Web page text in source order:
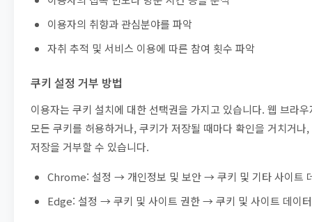
이용자의 취향과 관심분야를 파악
자취 추적 및 서비스 이용에 따른 참여 횟수 파악
쿠키 설정 거부 방법
이용자는 쿠키 설치에 대한 선택권을 가지고 있습니다. 웹 브라
모든 쿠키를 허용하거나, 쿠키가 저장될 때마다 확인을 거치거나
저장을 거부할 수 있습니다.
Chrome: 설정 → 개인정보 및 보안 → 쿠키 및 기타 사이트
Edge: 설정 → 쿠키 및 사이트 권한 → 쿠키 및 사이트 데이